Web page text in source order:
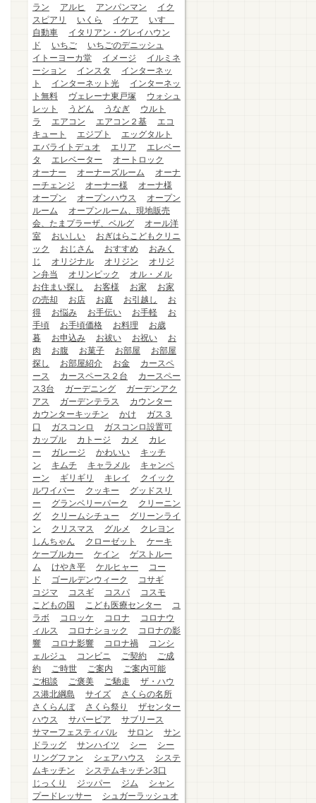
ラン
アルヒ アンパンマン
イク
スピアリ
いくら イケア
いすゞ
自動車
イタリアン・グレイハウン
ド
いちご
いちごのデニッシュ
イトーヨーカ堂
イメージ
イルミネ
ーション
インスタ
インターネッ
ト
インターネット光
インターネッ
ト無料
ヴェレーナ東戸塚
ウォシュ
レット
うどん うなぎ
ウルト
ラ
エアコン エアコン２基
エコ
キュート
エジプト
エッグタルト
エバライトデュオ
エリア
エレベー
タ
エレベーター
オートロック
オーナー
オーナーズルーム
オーナ
ーチェンジ
オーナー様
オーナ様
オープン
オープンハウス
オープン
ルーム
オープンルーム、現地販売
会、たまプラーザ、ベルグ
オール洋
室
おいしい
おぎはらこどもクリニ
ック
おじさん おすすめ
おみく
じ
オリジナル オリジン
オリジ
ン弁当
オリンピック
オル・メル
お住まい探し
お客様 お家
お家
の売却
お店 お庭 お引越し
お
得
お悩み お手伝い お手軽
お
手頃
お手頃価格 お料理
お歳
暮
お申込み お祓い お祝い
お
肉
お腹 お菓子 お部屋
お部屋
探し
お部屋紹介 お金
カースペ
ース
カースペース２台
カースペー
ス3台
ガーデニング
ガーデンアク
アス
ガーデンテラス
カウンター
カウンターキッチン
かけ
ガス３
口
ガスコンロ
ガスコンロ設置可
カップル
カトージ カメ
カレ
ー
ガレージ かわいい
キッチ
ン
キムチ キャラメル
キャンペ
ーン
ギリギリ キレイ
クイック
ルワイパー
クッキー
グッドスリ
ー
グランベリーパーク
クリーニン
グ
クリームシチュー
グリーンライ
ン
クリスマス グルメ
クレヨン
しんちゃん
クローゼット
ケーキ
ケーブルカー
ケイン
ゲストルー
ム
けやき平 ケルヒャー
コー
ド
ゴールデンウィーク
コサギ
コジマ
コスギ コスパ
コスモ
こどもの国
こども医療センター
コ
ラボ
コロッケ コロナ
コロナウ
ィルス
コロナショック
コロナの影
響
コロナ影響 コロナ禍
コンシ
ェルジュ
コンビニ ご契約
ご成
約
ご時世 ご案内
ご案内可能
ご相談
ご褒美 ご馳走
ザ・ハウ
ス港北綱島
サイズ
さくらの名所
さくらんぼ
さくら祭り
ザセンター
ハウス
サバービア
サブリース
サマーフェスティバル
サロン
サン
ドラッグ
サンハイツ シー
シー
リングファン
シェアハウス
システ
ムキッチン
システムキッチン3口
じっくり
ジッパー ジム
シャン
プードレッサー
シュガーラッシュオ